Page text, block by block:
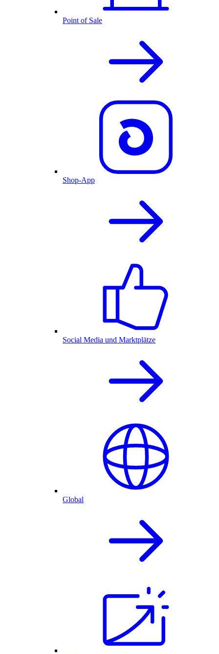
Point of Sale
Shop-App
Social Media und Marktplätze
Global